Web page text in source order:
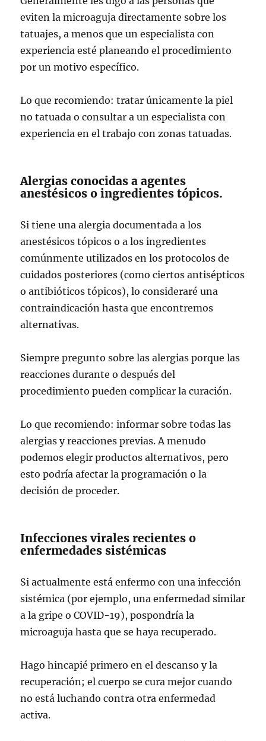
eviten la microaguja directamente sobre los
tatuajes, a menos que un especialista con
experiencia esté planeando el procedimiento
por un motivo específico.
Lo que recomiendo: tratar únicamente la piel
no tatuada o consultar a un especialista con
experiencia en el trabajo con zonas tatuadas.
Alergias conocidas a agentes
anestésicos o ingredientes tópicos.
Si tiene una alergia documentada a los
anestésicos tópicos o a los ingredientes
comúnmente utilizados en los protocolos de
cuidados posteriores (como ciertos antisépticos
o antibióticos tópicos), lo consideraré una
contraindicación hasta que encontremos
alternativas.
Siempre pregunto sobre las alergias porque las
reacciones durante o después del
procedimiento pueden complicar la curación.
Lo que recomiendo: informar sobre todas las
alergias y reacciones previas. A menudo
podemos elegir productos alternativos, pero
esto podría afectar la programación o la
decisión de proceder.
Infecciones virales recientes o
enfermedades sistémicas
Si actualmente está enfermo con una infección
sistémica (por ejemplo, una enfermedad similar
a la gripe o COVID-19), pospondría la
microaguja hasta que se haya recuperado.
Hago hincapié primero en el descanso y la
recuperación; el cuerpo se cura mejor cuando
no está luchando contra otra enfermedad
activa.